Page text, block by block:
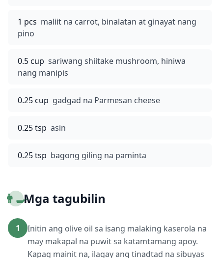
1 pcs maliit na carrot, binalatan at ginayat nang
pino
0.5 cup sariwang shiitake mushroom, hiniwa
nang manipis
0.25 cup gadgad na Parmesan cheese
0.25 tsp asin
0.25 tsp bagong giling na paminta
👨‍🍳Mga tagubilin
1
Initin ang olive oil sa isang malaking kaserola na
may makapal na puwit sa katamtamang apoy.
Kapag mainit na, ilagay ang tinadtad na sibuyas